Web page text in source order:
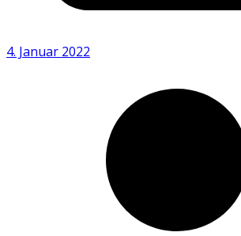
4. Januar 2022